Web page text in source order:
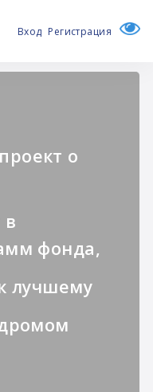
Вход Регистрация
о
в
фонда,
лучшему